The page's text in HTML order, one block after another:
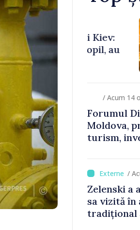
METEO //
duminică
grade în
/ Acum 14
Forumul
Moldova,
turism,
/
Zelenski a
sa vizită
tradițional